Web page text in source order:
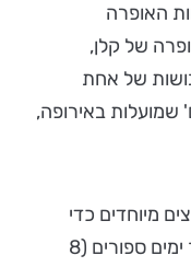
האופרה
של קלן,
של אחת
שמועלות באירופה,
מיוחדים כדי
לארוז את התפאורה והתלבושות תוך ימים ספורים (8